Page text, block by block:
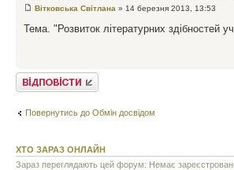
Вітковська Світлана » 14 березня 2013, 13:53
Тема. "Розвиток літературних здібностей
Відповісти
Повернутись до Обмін досвідом
ХТО ЗАРАЗ ОНЛАЙН
Зараз переглядають цей форум: Немає